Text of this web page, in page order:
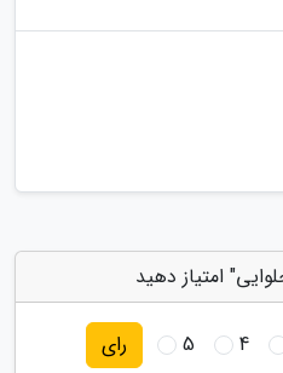
امتیاز دهید
4
5 رای